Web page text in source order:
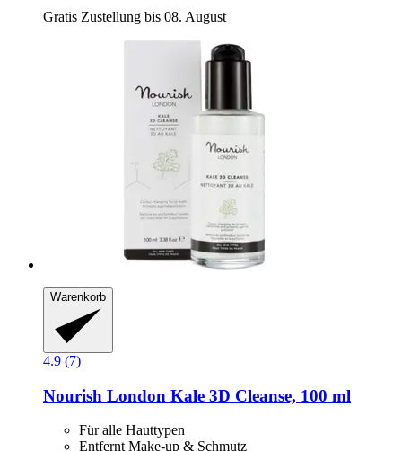
Gratis Zustellung bis 08. August
Warenkorb
4.9 (7)
Nourish London Kale 3D Cleanse, 100 ml
Für alle Hauttypen
Entfernt Make-up & Schmutz